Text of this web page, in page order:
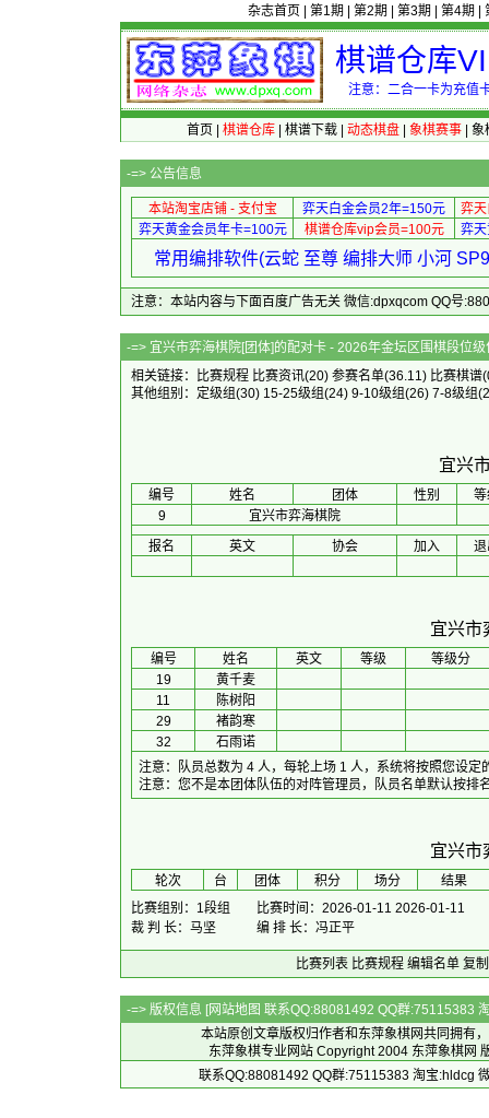
杂志首页 第1期 第2期 第3期 第4期
棋谱仓库
注意：二合一卡为充值
首页 棋谱仓库| 棋谱下载| 动态棋盘| 象棋赛事| 象
-=> 公告信息
本站淘宝店铺 - 支付宝 弈天白金会员2年=150元
弈
弈天黄金会员年卡=100元
棋谱仓库vip会员=100元 弈
常用编排软件(云蛇 至尊 编排大师 小河
注意：本站内容与下面百度广告无关 微信:dpxqcom QQ号
-=> 宜兴市弈海棋院[团体]的配对卡 -
相关链接：
比赛规程 比赛资讯(20) 参赛名单(36.11) 比赛棋谱
其他组别： 定级组(30) 15-25级组(24) 9-10级组(26) 7-8级组
宜兴
编号 姓名 团体 性别
9
宜兴市弈海棋院
报名
英文 协会 加入
宜兴市
编号 姓名 英文 等级
等级分
19
黄千麦
11
陈树阳
29
褚韵寒
32
石雨诺
注意：队员总数为 4 人，每轮上场 1 人，系统将按照您设
注意：您不是本团体队伍的对阵管理员，队员名单默认按
宜兴市
轮次 台 团体 积分 场分
结果
比赛组别：1段组
比赛时间：2026-01-11 2026-01-11
裁 判 长：马坚
编 排 长：冯正平
比赛列表 比赛规程 编辑名单 复
-=> 版权信息 [网站地图 联系QQ:88081492 QQ群:75115383
本站原创文章版权归作者和 东萍象棋网共同拥有
东萍象棋专业网站 Copyright 2004 东萍象棋网
联系QQ:88081492 QQ群:75115383 淘宝:hldcg